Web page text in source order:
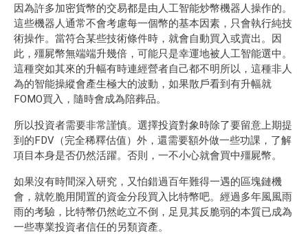
因為許多加密貨幣的交易都是由人工智能炒幣機器人操作的。
這些機器人通常不會考慮每一個幣的基本因素，只會執行純技
術操作。當符合某些技術條件時，就會自動買入或賣出。因
此，殭屍幣無端端升幾倍，可能只是幸運地被人工智能選中。
這種突如其來的升幅有時連經營者自己都不明所以，這種非人
為的智能操縱會產生極大的波動，如果散戶看到有升幅就
FOMO買入，隨時會成為陪葬品。
所以投資者需要非常謹慎。選擇投資對象時除了要留意上期提
到的FDV（完全稀釋估值）外，還需要額外做一些功課，了解
項目本身是否仍然活躍。否則，一不小心就會買中殭屍幣。
如果沒有時間深入研究，又怕錯過百年難得一遇的區塊鏈機
會，就乾脆用閒置的資金分段買入比特幣吧。經過多年風風雨
雨的考驗，比特幣仍然屹立不倒，足見其反脆弱的本質已成為
一些專業投資者信任的另類資產。